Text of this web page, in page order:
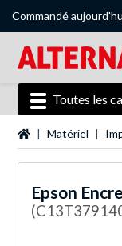
Commandé
Toutes les
Page d'accueil
Matériel
Epson